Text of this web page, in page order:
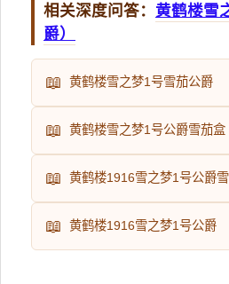
相关深度问答： 黄鹤楼雪
爵）
📖 黄鹤楼雪之梦1号雪茄公爵
📖 黄鹤楼雪之梦1号公爵雪茄盒
📖 黄鹤楼1916雪之梦1号公爵
📖 黄鹤楼1916雪之梦1号公爵